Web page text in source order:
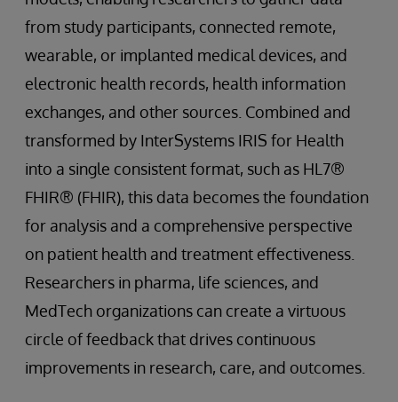
from study participants, connected remote,
wearable, or implanted medical devices, and
electronic health records, health information
exchanges, and other sources. Combined and
transformed by InterSystems IRIS for Health
into a single consistent format, such as HL7®
FHIR® (FHIR), this data becomes the foundation
for analysis and a comprehensive perspective
on patient health and treatment effectiveness.
Researchers in pharma, life sciences, and
MedTech organizations can create a virtuous
circle of feedback that drives continuous
improvements in research, care, and outcomes.